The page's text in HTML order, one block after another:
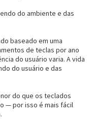
do ambiente e das
baseado em uma
de teclas por ano
do usuário varia. A vida
do usuário e das
do que os teclados
— por isso é mais fácil